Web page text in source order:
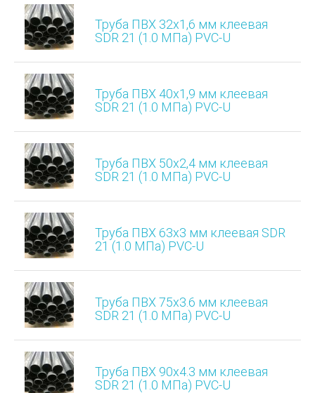
Труба ПВХ 32х1,6 мм клеевая
SDR 21 (1.0 МПа) PVC-U
Труба ПВХ 40х1,9 мм клеевая
SDR 21 (1.0 МПа) PVC-U
Труба ПВХ 50х2,4 мм клеевая
SDR 21 (1.0 МПа) PVC-U
Труба ПВХ 63х3 мм клеевая SDR
21 (1.0 МПа) PVC-U
Труба ПВХ 75х3.6 мм клеевая
SDR 21 (1.0 МПа) PVC-U
Труба ПВХ 90х4.3 мм клеевая
SDR 21 (1.0 МПа) PVC-U